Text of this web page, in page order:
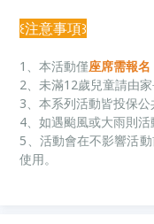
꒰注意事項꒱
1、本活動僅座席需報名
2、未滿12歲兒童請由家
3、本系列活動皆投保公
4、如遇颱風或大雨則活
5、活動會在不影響活
使用。